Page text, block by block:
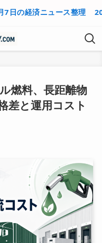
済ニュース整理 2026年8
燃料、長距離物
と運用コスト